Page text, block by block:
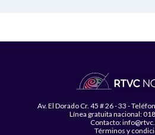
Av. El Dorado Cr. 45 # 26 - 33 -
Línea gratuita nacional:
Contacto:
Términos y